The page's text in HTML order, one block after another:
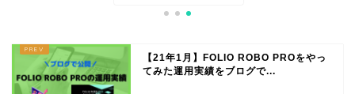
【21年1月】FOLIO ROBO PROをやっ
てみた運用実績をブログで...